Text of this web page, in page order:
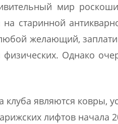
мир
старинной
желающий,
Однако
являются ковры,
лифтов начала